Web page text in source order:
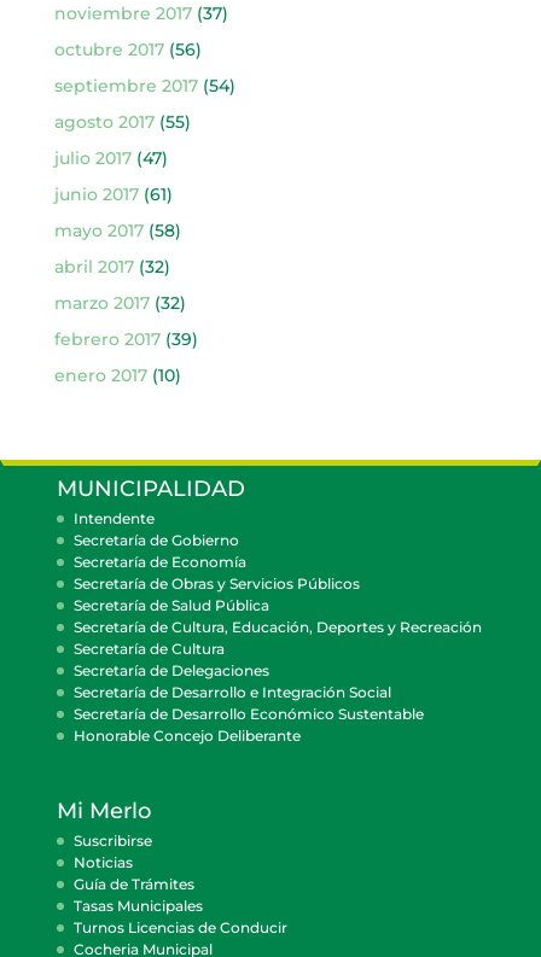
noviembre 2017(37)
octubre 2017(56)
septiembre 2017(54)
agosto 2017(55)
julio 2017(47)
junio 2017(61)
mayo 2017(58)
abril 2017(32)
marzo 2017(32)
febrero 2017(39)
enero 2017(10)
MUNICIPALIDAD
Intendente
Secretaría de Gobierno
Secretaría de Economía
Secretaría de Obras y Servicios Públicos
Secretaría de Salud Pública
Secretaría de Cultura, Educación, Deportes y Recreación
Secretaría de Cultura
Secretaría de Delegaciones
Secretaría de Desarrollo e Integración Social
Secretaría de Desarrollo Económico Sustentable
Honorable Concejo Deliberante
Mi Merlo
Suscribirse
Noticias
Guía de Trámites
Tasas Municipales
Turnos Licencias de Conducir
Cocheria Municipal